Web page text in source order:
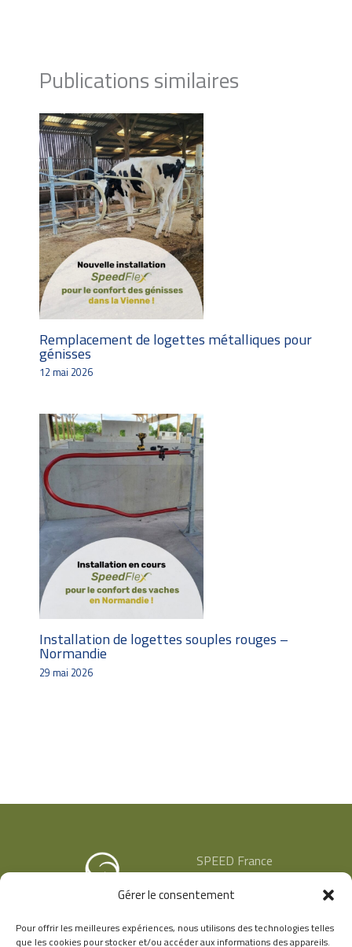
Gérer le consentement
Pour offrir les meilleures expériences, nous utilisons des technologies telles
que les cookies pour stocker et/ou accéder aux informations des appareils.
Publications similaires
Remplacement de logettes métalliques pour
génisses
12 mai 2026
Installation de logettes souples rouges –
Normandie
29 mai 2026
SPEED France
69400 ARNAS